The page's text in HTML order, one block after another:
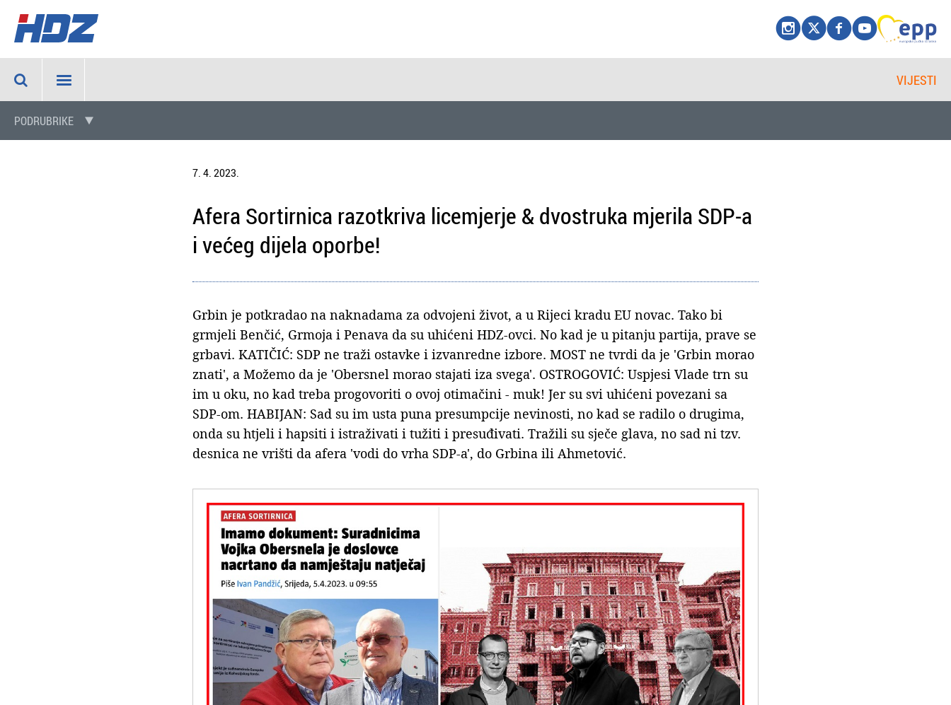
VIJESTI
PODRUBRIKE
7. 4. 2023.
Afera Sortirnica razotkriva licemjerje & dvostruka mjerila SDP-a
i većeg dijela oporbe!
Grbin je potkradao na naknadama za odvojeni život, a u Rijeci kradu EU novac. Tako bi
grmjeli Benčić, Grmoja i Penava da su uhićeni HDZ-ovci. No kad je u pitanju partija, prave se
grbavi. KATIČIĆ: SDP ne traži ostavke i izvanredne izbore. MOST ne tvrdi da je 'Grbin morao
znati', a Možemo da je 'Obersnel morao stajati iza svega'. OSTROGOVIĆ: Uspjesi Vlade trn su
im u oku, no kad treba progovoriti o ovoj otimačini - muk! Jer su svi uhićeni povezani sa
SDP-om. HABIJAN: Sad su im usta puna presumpcije nevinosti, no kad se radilo o drugima,
onda su htjeli i hapsiti i istraživati i tužiti i presuđivati. Tražili su sječe glava, no sad ni tzv.
desnica ne vrišti da afera 'vodi do vrha SDP-a', do Grbina ili Ahmetović.